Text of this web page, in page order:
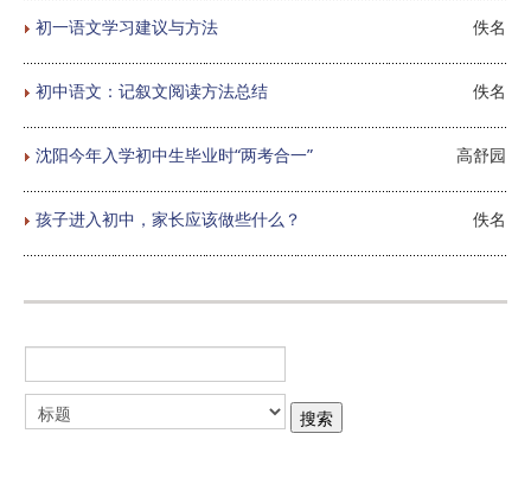
初一语文学习建议与方法 佚名
初中语文：记叙文阅读方法总结 佚名
沈阳今年入学初中生毕业时“两考合一” 高舒园
孩子进入初中，家长应该做些什么？ 佚名